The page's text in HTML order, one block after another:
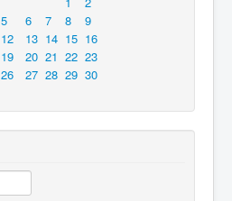
5 6 7 8
9
12 13 14 15 16
19 20 21 22 23
26 27 28 29 30